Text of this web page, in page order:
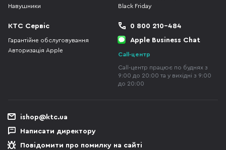
Навушники
Black Friday
КТС Сервіс
Гарантійне обслуговування
Авторизація Apple
0 800 210-484
Apple Business Chat
Call-центр
Call-центр працює по буднях з
9:00 до 20:00 та у вихідні з 9:00
до 20:00
ishop@ktc.ua
Написати директору
Повідомити про помилку на сайті